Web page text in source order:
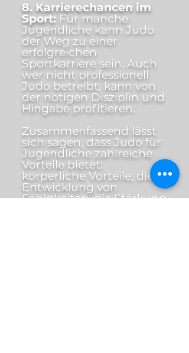
8. Karrierechancen im
Sport: Für manche
Jugendliche kann Judo
der Weg zu einer
erfolgreichen
Sportkarriere sein. Auch
wer nicht professionell
Judo betreibt, kann von
der nötigen Disziplin und
Hingabe profitieren.
Zusammenfassend lässt
sich sagen, dass Judo für
Jugendliche zahlreiche
Vorteile bietet:
körperliche Vorteile, die
Entwicklung von
Fähigkeiten, die Stärkung